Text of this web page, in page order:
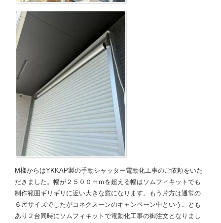
M様からはYKKAP製の手動シャッター電動化工事のご依頼をいた
だきました。幅が２５００ｍｍを超える幅はソムフィキットでも
制作範囲ギリギリに近い大きな窓になります。もう片方は通常の
６尺サイズでしたがコネクスーンのキャンペーン中ということも
あり２台同時にソムフィキットで電動化工事の御注文となりまし